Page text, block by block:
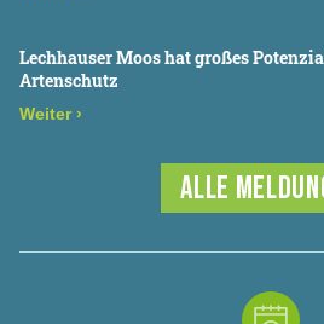
Lechhauser Moos hat großes
Artenschutz
Weiter ›
ALLE